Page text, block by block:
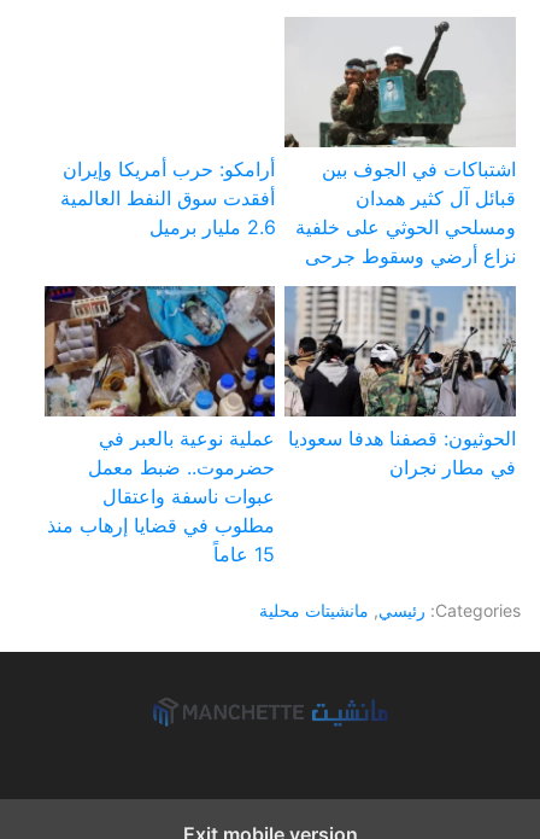
اشتباكات في الجوف بين
قبائل آل كثير همدان
ومسلحي الحوثي على خلفية
نزاع أرضي وسقوط جرحى
أرامكو: حرب أمريكا وإيران
أفقدت سوق النفط العالمية
2.6 مليار برميل
الحوثيون: قصفنا هدفا سعوديا
في مطار نجران
عملية نوعية بالعبر في
حضرموت.. ضبط معمل
عبوات ناسفة واعتقال
مطلوب في قضايا إرهاب منذ
15 عاماً
Categories: رئيسي, مانشيتات محلية
Exit mobile version